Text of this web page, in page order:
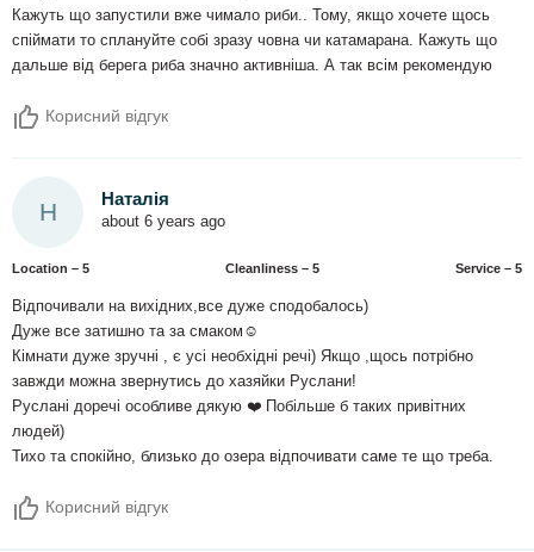
Кажуть що запустили вже чимало риби.. Тому, якщо хочете щось
спіймати то сплануйте собі зразу човна чи катамарана. Кажуть що
дальше від берега риба значно активніша. А так всім рекомендую
Корисний відгук
Н Наталія
about 6 years ago
Location – 5 Сleanliness – 5 Service – 5
Відпочивали на вихідних,все дуже сподобалось)
Дуже все затишно та за смаком☺️
Кімнати дуже зручні , є усі необхідні речі) Якщо ,щось потрібно
завжди можна звернутись до хазяйки Руслани!
Руслані доречі особливе дякую ❤️ Побільше б таких привітних
людей)
Тихо та спокійно, близько до озера відпочивати саме те що треба.
Корисний відгук